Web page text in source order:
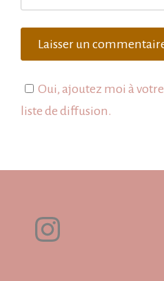
Oui, ajoutez moi à votre
liste de diffusion.
Instagram